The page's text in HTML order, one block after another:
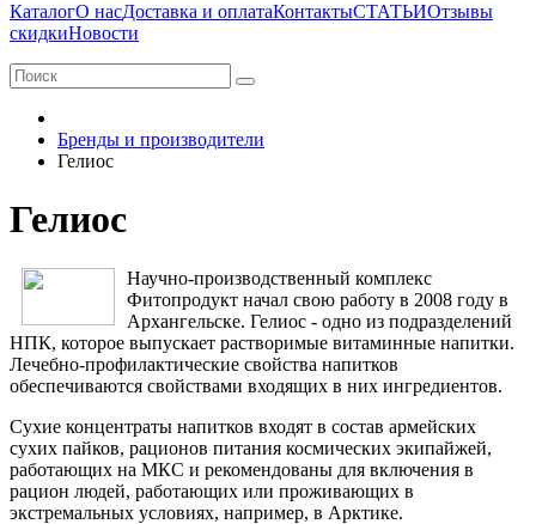
КаталогО насДоставка и оплатаКонтактыСТАТЬИОтзывы
скидкиНовости
Бренды и производители
Гелиос
Гелиос
Научно-производственный комплекс
Фитопродукт начал свою работу в 2008 году в
Архангельске. Гелиос - одно из подразделений
НПК, которое выпускает растворимые витаминные напитки.
Лечебно-профилактические свойства напитков
обеспечиваются свойствами входящих в них ингредиентов.
Сухие концентраты напитков входят в состав армейских
сухих пайков, рационов питания космических экипайжей,
работающих на МКС и рекомендованы для включения в
рацион людей, работающих или проживающих в
экстремальных условиях, например, в Арктике.